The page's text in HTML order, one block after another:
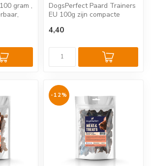
gram ,
DogsPerfect Paard Trainers
EU 100g zijn compacte
eenvoudige ...
4,40
-12%